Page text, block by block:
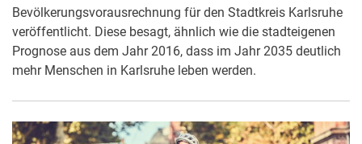
Bevölkerungsvorausrechnung für den Stadtkreis Karlsruhe
veröffentlicht. Diese besagt, ähnlich wie die stadteigenen
Prognose aus dem Jahr 2016, dass im Jahr 2035 deutlich
mehr Menschen in Karlsruhe leben werden.